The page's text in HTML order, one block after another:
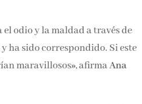
odio y la maldad a través de
ha sido correspondido. Si este
maravillosos», afirmaAna